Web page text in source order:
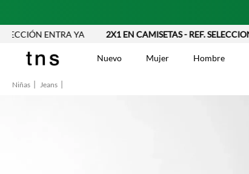
ENTRA YA 2X1 EN CAMISETAS - REF.
Nuevo Mujer Hombre
Niñas Jeans